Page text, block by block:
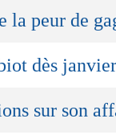
la peur de
dès janvier
sur son